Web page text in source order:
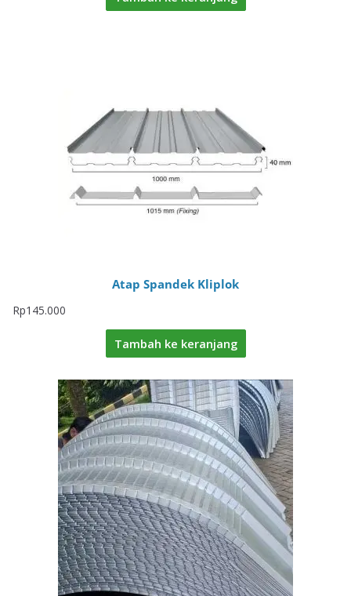
Atap Spandek Kliplok
Rp145.000
Tambah ke keranjang